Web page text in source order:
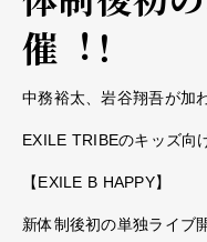
催︕！
中務裕太、岩谷翔吾が加
EXILE TRIBEのキッズ向
【EXILE B HAPPY】
新体制後初の単独ライブ